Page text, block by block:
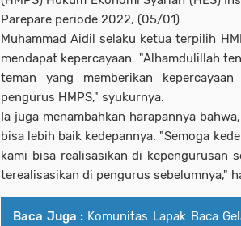
Parepare periode 2022, (05/01).
Muhammad Aidil selaku ketua terpilih
mendapat kepercayaan. "Alhamdulillah
teman yang memberikan
pengurus HMPS," syukurnya.
Ia juga menambahkan harapannya
bisa lebih baik kedepannya. "Semoga
kami bisa realisasikan di kepengurusan
terealisasikan di pengurus sebelumnya,"
Baca Juga : Komunitas Lapak Baca